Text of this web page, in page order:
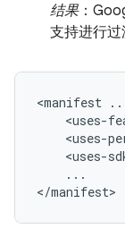
结果：
支持进行过
<manifest
<uses-
<uses-
<uses-
...
</manifest>